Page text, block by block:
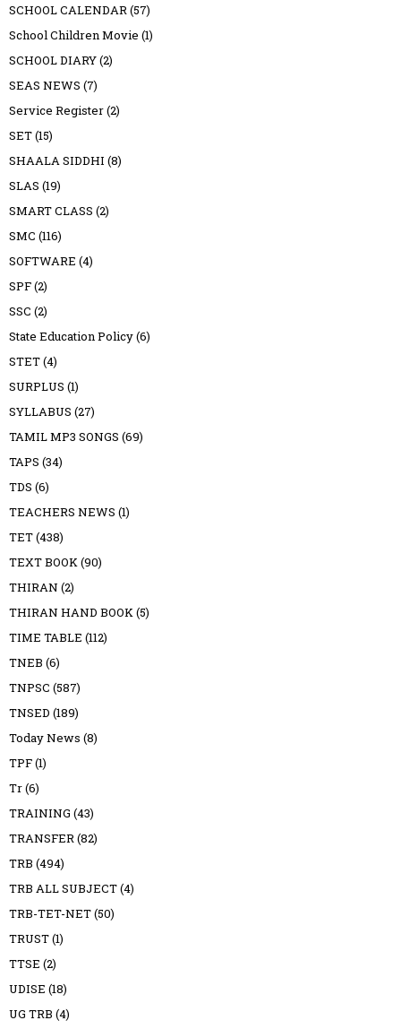
SCHOOL CALENDAR(57)
School Children Movie (1)
SCHOOL DIARY(2)
SEAS NEWS (7)
Service Register(2)
SET(15)
SHAALA SIDDHI (8)
SLAS (19)
SMART CLASS (2)
SMC (116)
SOFTWARE (4)
SPF(2)
SSC (2)
State Education Policy(6)
STET(4)
SURPLUS (1)
SYLLABUS (27)
TAMIL MP3 SONGS (69)
TAPS (34)
TDS (6)
TEACHERS NEWS (1)
TET(438)
TEXT BOOK(90)
THIRAN (2)
THIRAN HAND BOOK(5)
TIME TABLE (112)
TNEB (6)
TNPSC (587)
TNSED (189)
Today News (8)
TPF(1)
Tr(6)
TRAINING (43)
TRANSFER(82)
TRB (494)
TRB ALL SUBJECT(4)
TRB-TET-NET(50)
TRUST(1)
TTSE (2)
UDISE (18)
UG TRB (4)